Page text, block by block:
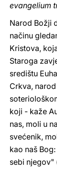
evangelium
Narod Božji
načinu
Kristova,
Staroga
središtu
Crkva,
koji - kaže
nas, moli u
svećenik,
kao naš
sebi njegov"